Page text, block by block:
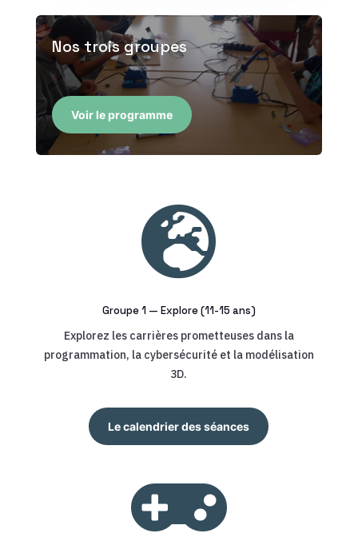
Nos trois groupes
Voir le programme

Groupe 1 — Explore (11-15 ans)
Explorez les carrières prometteuses dans la
programmation, la cybersécurité et la modélisation
3D.
Le calendrier des séances
